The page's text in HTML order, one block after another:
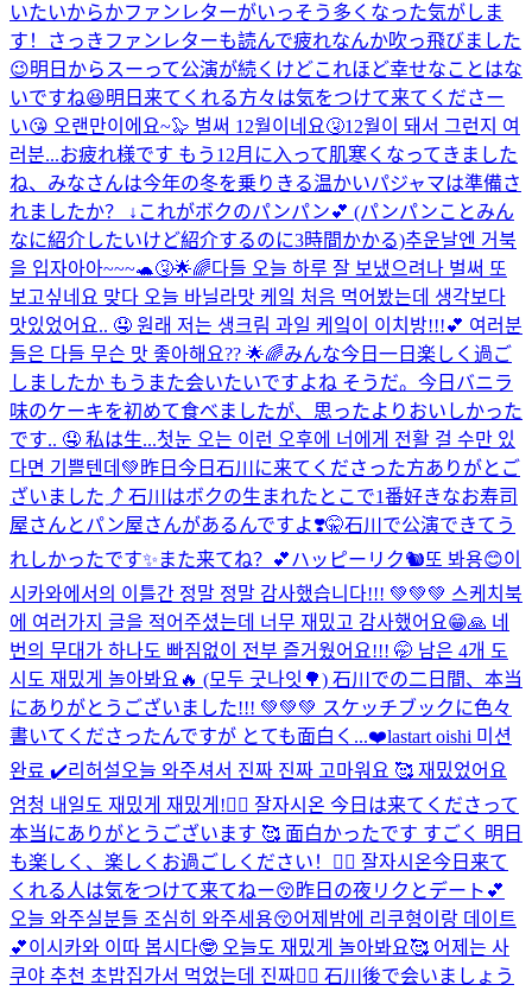
いたいからかファンレターがいっそう多くなった気がしま
す！さっきファンレターも読んで疲れなんか吹っ飛びました
😉明日からスーって公演が続くけどこれほど幸せなことはな
いですね😆明日来てくれる方々は気をつけて来てくださー
い😘 오랜만이에요~🦭 벌써 12월이네요🤧12월이 돼서 그런지 여
러분...お疲れ様です もう12月に入って肌寒くなってきました
ね、みなさんは今年の冬を乗りきる温かいパジャマは準備さ
れましたか？ ↓これがボクのパンパン💕 (パンパンことみん
なに紹介したいけど紹介するのに3時間かかる)추운날엔 거북
을 입자아아~~~🐢🤧🌟🌈다들 오늘 하루 잘 보냈으려나 벌써 또
보고싶네요 맞다 오늘 바닐라맛 케잌 처음 먹어봤는데 생각보다
맛있었어요.. 🤤 원래 저는 생크림 과일 케잌이 이치방!!!💕 여러분
들은 다들 무슨 맛 좋아해요?? 🌟🌈みんな今日一日楽しく過ご
しましたか もうまた会いたいですよね そうだ。今日バニラ
味のケーキを初めて食べましたが、思ったよりおいしかった
です.. 🤤 私は生...첫눈 오는 이런 오후에 너에게 전활 걸 수만 있
다면 기쁠텐데💚 昨日今日石川に来てくださった方ありがとご
ざいました⤴︎ 石川はボクの生まれたとこで1番好きなお寿司
屋さんとパン屋さんがあるんですよ❣️🤫石川で公演できてう
れしかったです✨また来てね？💕ハッピーリク🐿또 봐용😊이
시카와에서의 이틀간 정말 정말 감사했습니다!!! 💚💚💚 스케치북
에 여러가지 글을 적어주셨는데 너무 재밌고 감사했어요😁🙏 네
번의 무대가 하나도 빠짐없이 전부 즐거웠어요!!! 🤭 남은 4개 도
시도 재밌게 놀아봐요🔥 (모두 굿나잇🌳) 石川での二日間、本当
にありがとうございました!!! 💚💚💚 スケッチブックに色々
書いてくださったんですが とても面白く...❤️lastart oishi 미션
완료 ✔️리허설 오늘 와주셔서 진짜 진짜 고마워요 🥰 재밌었어요
엄청 내일도 재밌게 재밌게!👍🏻 잘자시온 今日は来てくださって
本当にありがとうございます 🥰 面白かったです すごく 明日
も楽しく、楽しくお過ごしください！👍🏻 잘자시온今日来て
くれる人は気をつけて来てねー😚昨日の夜リクとデート💕
오늘 와주실분들 조심히 와주세용😚어제밤에 리쿠형이랑 데이트
💕이시카와 이따 봅시다🤓 오늘도 재밌게 놀아봐요🥰 어제는 사
쿠야 추천 초밥집가서 먹었는데 진짜👍🏻 石川後で会いましょう